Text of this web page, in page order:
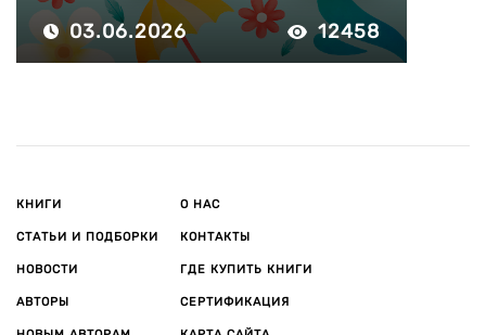
03.06.2026 12458
КНИГИ
СТАТЬИ И ПОДБОРКИ
НОВОСТИ
АВТОРЫ
О НАС
КОНТАКТЫ
ГДЕ КУПИТЬ КНИГИ
СЕРТИФИКАЦИЯ